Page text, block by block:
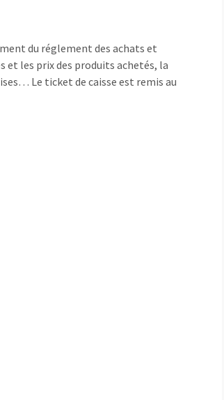
du réglement des achats et
les prix des produits achetés, la
Le ticket de caisse est remis au